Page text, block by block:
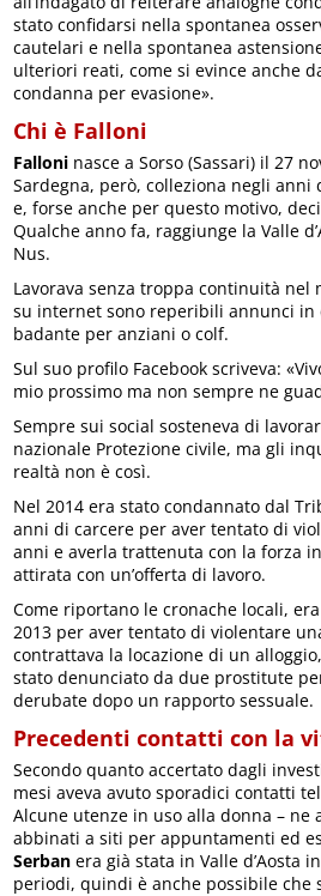
stato confidarsi nella spontanea
cautelari e nella spontanea
ulteriori reati, come si evince anche
condanna per evasione».
Chi è Falloni
Falloni nasce a Sorso (Sassari) il 27
Sardegna, però, colleziona negli
e, forse anche per questo motivo,
Qualche anno fa, raggiunge la Valle
Nus.
Lavorava senza troppa continuità nel
su internet sono reperibili annunci in
badante per anziani o colf.
Sul suo profilo Facebook scriveva:
mio prossimo ma non sempre ne
Sempre sui social sosteneva di
nazionale Protezione civile, ma gli
realtà non è così.
Nel 2014 era stato condannato dal
anni di carcere per aver tentato di
anni e averla trattenuta con la forza in
attirata con un’offerta di lavoro.
Come riportano le cronache locali,
2013 per aver tentato di violentare
contrattava la locazione di un
stato denunciato da due prostitute
derubate dopo un rapporto sessuale.
Precedenti contatti con la
Secondo quanto accertato dagli
mesi aveva avuto sporadici contatti
Alcune utenze in uso alla donna – ne
abbinati a siti per appuntamenti ed
Serban era già stata in Valle d’Aosta
periodi, quindi è anche possibile che